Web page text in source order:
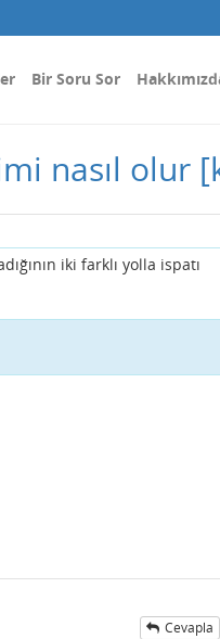
Bir Soru Sor
nasıl olur
iki farklı yolla ispatı
Cevapla